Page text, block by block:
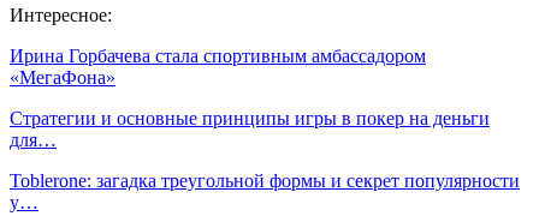
Интересное:
Ирина Горбачева стала спортивным амбассадором
«МегаФона»
Стратегии и основные принципы игры в покер на деньги
для…
Toblerone: загадка треугольной формы и секрет популярности
у…